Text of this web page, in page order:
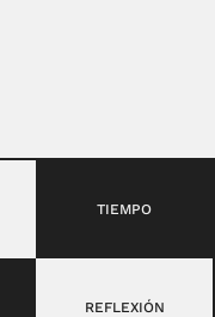
TIEMPO
REFLEXIÓN